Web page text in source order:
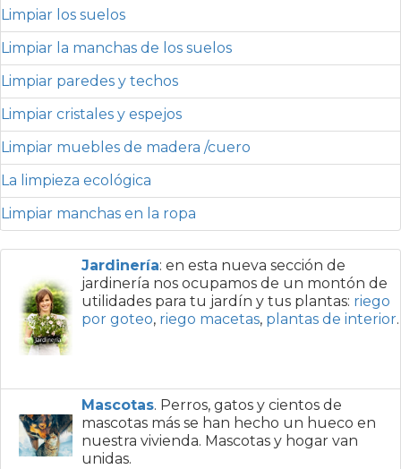
Limpiar los suelos
Limpiar la manchas de los suelos
Limpiar paredes y techos
Limpiar cristales y espejos
Limpiar muebles de madera /cuero
La limpieza ecológica
Limpiar manchas en la ropa
Jardinería: en esta nueva sección de
jardinería nos ocupamos de un montón de
utilidades para tu jardín y tus plantas: riego
por goteo, riego macetas, plantas de interior.
Mascotas. Perros, gatos y cientos de
mascotas más se han hecho un hueco en
nuestra vivienda. Mascotas y hogar van
unidas.